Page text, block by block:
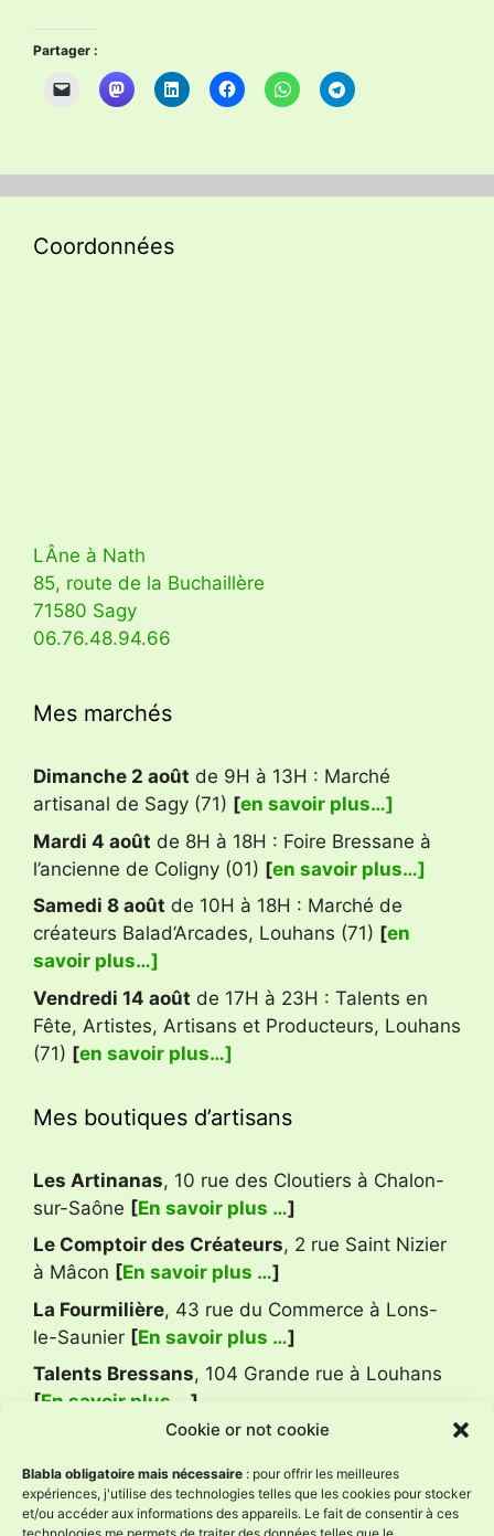
Cookie or not cookie
Blabla obligatoire mais nécessaire : pour offrir les meilleures
expériences, j'utilise des technologies telles que les cookies pour stocker
et/ou accéder aux informations des appareils. Le fait de consentir à ces
Partager :
Coordonnées
LÂne à Nath
85, route de la Buchaillère
71580 Sagy
06.76.48.94.66
Mes marchés
Dimanche 2 août de 9H à 13H : Marché
artisanal de Sagy (71) [en savoir plus…]
Mardi 4 août de 8H à 18H : Foire Bressane à
l’ancienne de Coligny (01) [en savoir plus…]
Samedi 8 août de 10H à 18H : Marché de
créateurs Balad’Arcades, Louhans (71) [en
savoir plus…]
Vendredi 14 août de 17H à 23H : Talents en
Fête, Artistes, Artisans et Producteurs, Louhans
(71) [en savoir plus…]
Mes boutiques d’artisans
Les Artinanas, 10 rue des Cloutiers à Chalon-
sur-Saône [En savoir plus …]
Le Comptoir des Créateurs, 2 rue Saint Nizier
à Mâcon [En savoir plus …]
La Fourmilière, 43 rue du Commerce à Lons-
le-Saunier [En savoir plus …]
Talents Bressans, 104 Grande rue à Louhans
[En savoir plus … ]
Avis Google